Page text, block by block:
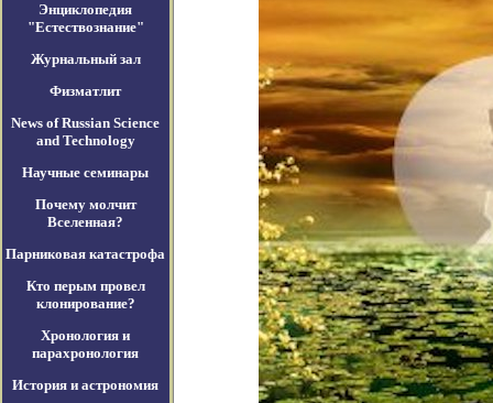
Энциклопедия
"Естествознание"
Журнальный зал
Физматлит
News of Russian Science
and Technology
Научные семинары
Почему молчит
Вселенная?
Парниковая катастрофа
Кто перым провел
клонирование?
Хронология и
парахронология
История и астрономия